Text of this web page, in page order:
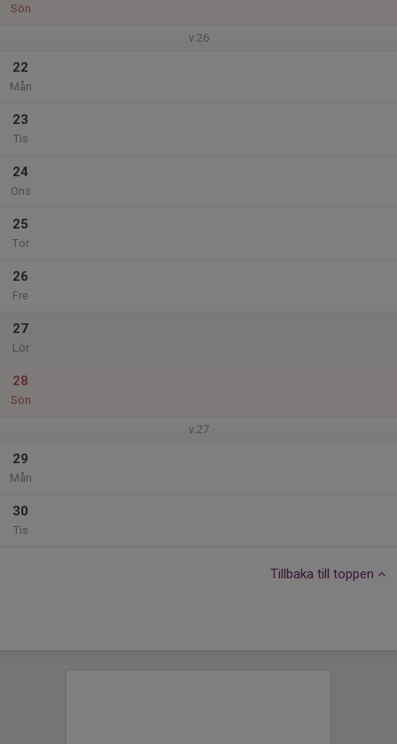
Sön
v.26
22
Mån
23
Tis
24
Ons
25
Tor
26
Fre
27
Lör
28
Sön
v.27
29
Mån
30
Tis
Tillbaka till toppen